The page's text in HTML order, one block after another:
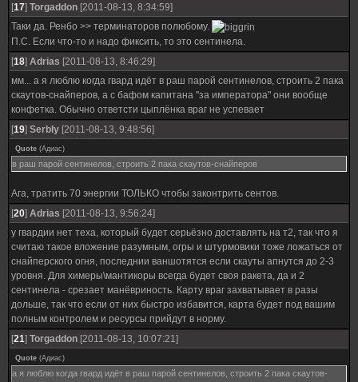
[17] Torgaddon [2011-08-13, 8:34:59]
Таки да. Ренбо >> терминаторов полюбому.
П.С. Если что-то и надо фиксить, то это сентинела.
[18] Adrias [2011-08-13, 8:46:29]
мм... а я люблю когда гвард идёт в раш парой сентинелов, строить 2 пака
скаутов-снайперов, а с бафом капитана "за императора" они вообще
конфетка. Обычно ответсти цыплёнка враг не успевает
[19] SerbIy [2011-08-13, 9:48:56]
Quote (Адиас)
в раш парой сентинелов, строить 2 пака скаутов-снайперов
Ага, тратить 70 энергии ТОЛЬКО чтобы законтрить сентов.
[20] Adrias [2011-08-13, 9:56:24]
у гвардии нет теха, который будет серьёзно доставлять на т2, так что я
считаю такое вложение разумным, огры и штурмовики тоже ложаться от
снайперского огня, последнии ваншотятся если скауты апнутся до 2-3
уровня. Для химеры\мантикоры всегда будет своя ракета, да и 2
сентинела - срезает манёвриность. Карту враг захватывает в разы
дольше, так что если от них быстро избавится, карта будет под вашим
полным контролем и ресурсы прийдут в норму.
[21] Torgaddon [2011-08-13, 10:07:21]
Quote (Адиас)
а я люблю когда гвард идёт в раш парой сентинелов, строить 2 пака скаутов-